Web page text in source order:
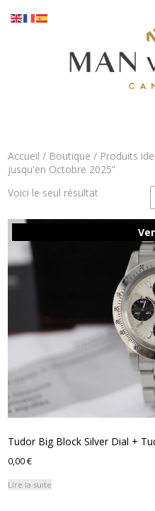
Accueil / Boutique / Produits
jusqu'en Octobre 2025”
Voici le seul résultat
Tudor Big Block Silver Dial +
0,00€
Lire la suite